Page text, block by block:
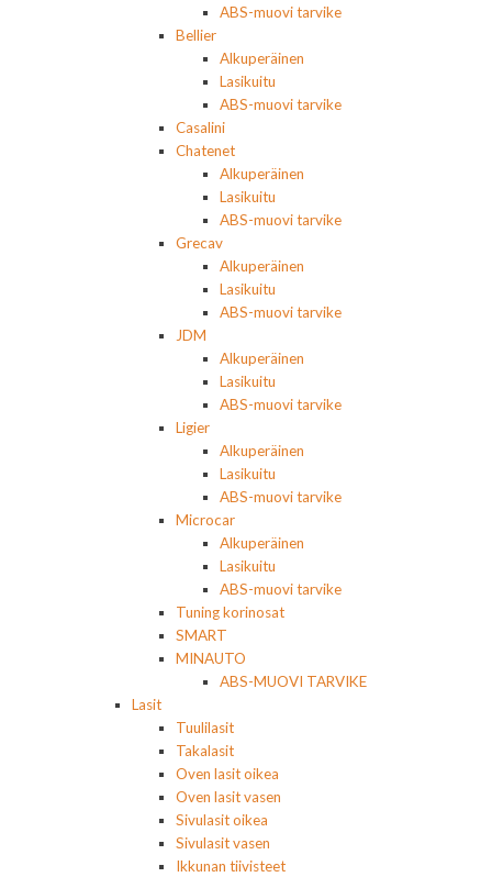
ABS-muovi tarvike
Bellier
Alkuperäinen
Lasikuitu
ABS-muovi tarvike
Casalini
Chatenet
Alkuperäinen
Lasikuitu
ABS-muovi tarvike
Grecav
Alkuperäinen
Lasikuitu
ABS-muovi tarvike
JDM
Alkuperäinen
Lasikuitu
ABS-muovi tarvike
Ligier
Alkuperäinen
Lasikuitu
ABS-muovi tarvike
Microcar
Alkuperäinen
Lasikuitu
ABS-muovi tarvike
Tuning korinosat
SMART
MINAUTO
ABS-MUOVI TARVIKE
Lasit
Tuulilasit
Takalasit
Oven lasit oikea
Oven lasit vasen
Sivulasit oikea
Sivulasit vasen
Ikkunan tiivisteet